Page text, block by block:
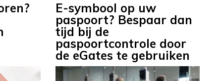
E-symbool op uw
paspoort? Bespaar dan
tijd bij de
paspoortcontrole door
de eGates te gebruiken